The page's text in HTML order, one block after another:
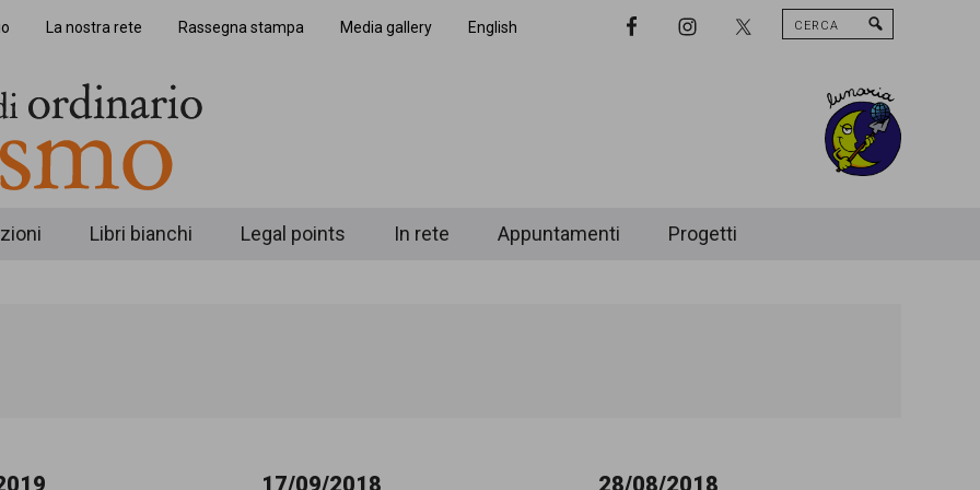
La nostra rete Rassegna stampa Media gallery English
Nav
Cerca
Libri bianchi Legal points In rete Appuntamenti Progetti
17/09/2018 28/08/2018